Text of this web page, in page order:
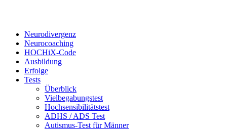
Neurodivergenz
Neurocoaching
HOCHiX-Code
Ausbildung
Erfolge
Tests
Überblick
Vielbegabungstest
Hochsensibilitätstest
ADHS / ADS Test
Autismus-Test für Männer